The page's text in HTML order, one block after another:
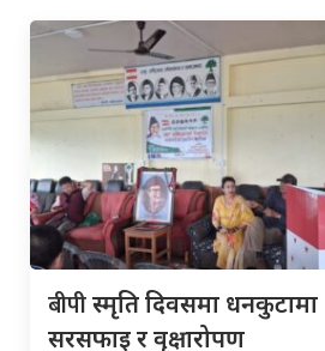
बीपीस्मृति दिवसमा धनकुटामा
सरसफाइ र वृक्षारोपण